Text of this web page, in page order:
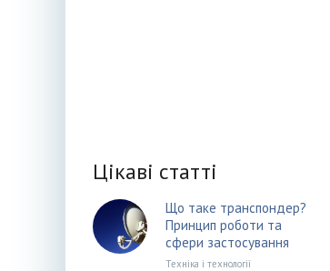
Цікаві статті
Що таке транспондер?
Принцип роботи та
сфери застосування
Техніка і технології